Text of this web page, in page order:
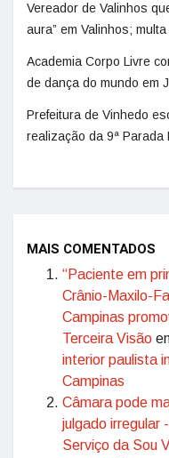
Vereador de Valinhos
aura” em Valinhos;
Academia Corpo Livre
de dança do mundo em
Prefeitura de Vinhedo
realização da 9ª Parada
MAIS COMENTADOS
“Paciente em
Crânio-Maxilo-
Campinas
Terceira Visão
interior paulista
Campinas
Câmara pode
julgado irregular
Serviço da Sou